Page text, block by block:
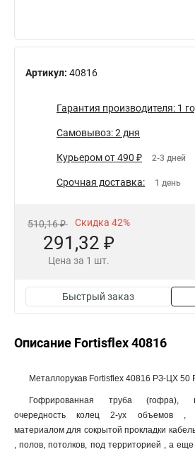
Артикул: 40816
Гарантия производителя: 1
Самовывоз: 2 дня
Курьером от 490 ₽ 2-3 дней
Срочная доставка: 1 день
510,16 ₽ Скидка 42%
291,32 ₽
Цена за 1 шт.
Быстрый заказ
Описание Fortisflex 40816
Металлорукав Fortisflex 40816 РЗ-ЦХ 50
Гофрированная труба (гофра),
очередность колец 2-ух объемов ,
материалом для сокрытой прокладки
, полов, потолков, под территорией , а